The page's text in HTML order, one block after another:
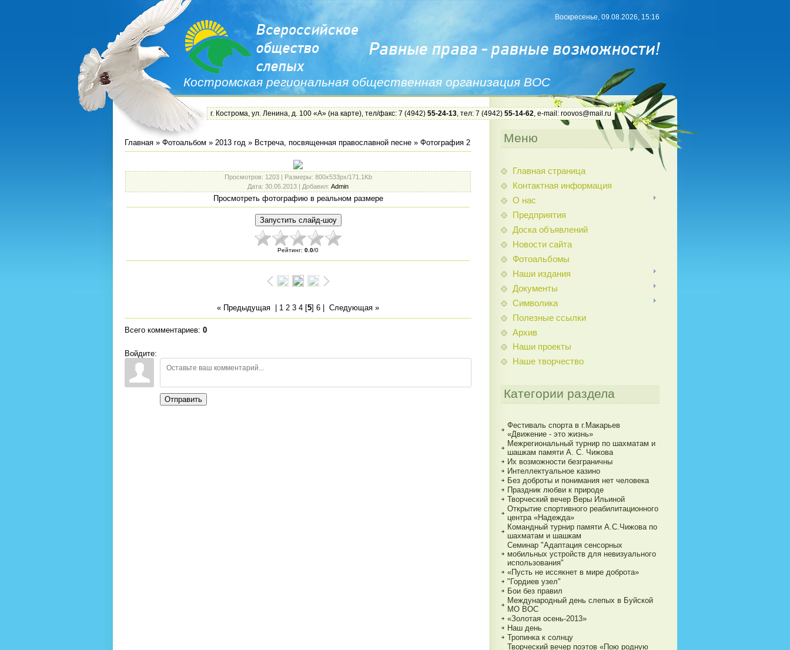
Костромская региональная общественная организация ВОС
Воскресенье, 09.08.2026, 15:16
г. Кострома, ул. Ленина, д. 100 «А» (на карте), тел/факс: 7 (4942) 55-24-13, тел: 7 (4942) 55-14-62, e-mail: roovos@mail.ru
Главная » Фотоальбом » 2013 год » Встреча, посвященная православной песне » Фотография 2
Просмотров: 1203 | Размеры: 800x533px/171.1Kb
Дата: 30.05.2013 | Добавил: Admin
Просмотреть фотографию в реальном размере
Рейтинг: 0.0/0
« Предыдущая 1 2 3 4 [5] 6 Следующая »
Всего комментариев: 0
Войдите:
Отправить
Меню
Главная страница
Контактная информация
О нас
Предприятия
Доска объявлений
Новости сайта
Фотоальбомы
Наши издания
Документы
Символика
Полезные ссылки
Архив
Наши проекты
Наше творчество
Категории раздела
Фестиваль спорта в г.Макарьев
«Движение - это жизнь»
Межрегиональный турнир по шахматам и
шашкам памяти А. С. Чижова
Их возможности безграничны
Интеллектуальное казино
Без доброты и понимания нет человека
Праздник любви к природе
Творческий вечер Веры Ильиной
Открытие спортивного реабилитационного
центра «Надежда»
Командный турнир памяти А.С.Чижова по
шахматам и шашкам
Семинар "Адаптация сенсорных
мобильных устройств для невизуального
использования"
«Пусть не иссякнет в мире доброта»
"Гордиев узел"
Бои без правил
Международный день слепых в Буйской
МО ВОС
«Золотая осень-2013»
Наш день
Тропинка к солнцу
Творческий вечер поэтов «Пою родную